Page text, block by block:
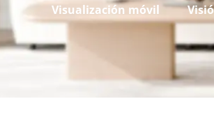
Visualización móvil